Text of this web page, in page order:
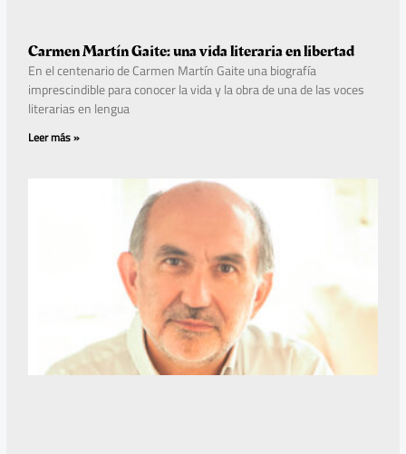
Carmen Martín Gaite: una vida literaria en libertad
En el centenario de Carmen Martín Gaite una biografía
imprescindible para conocer la vida y la obra de una de las voces
literarias en lengua
Leer más »